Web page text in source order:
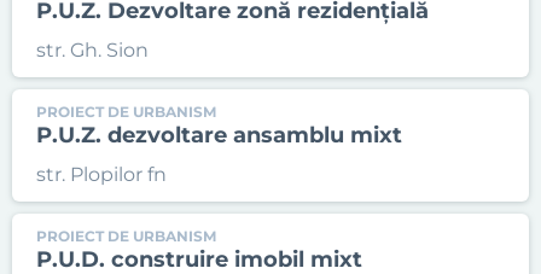
P.U.Z. Dezvoltare zonă rezidențială
str. Gh. Sion
PROIECT DE URBANISM
P.U.Z. dezvoltare ansamblu mixt
str. Plopilor fn
PROIECT DE URBANISM
P.U.D. construire imobil mixt